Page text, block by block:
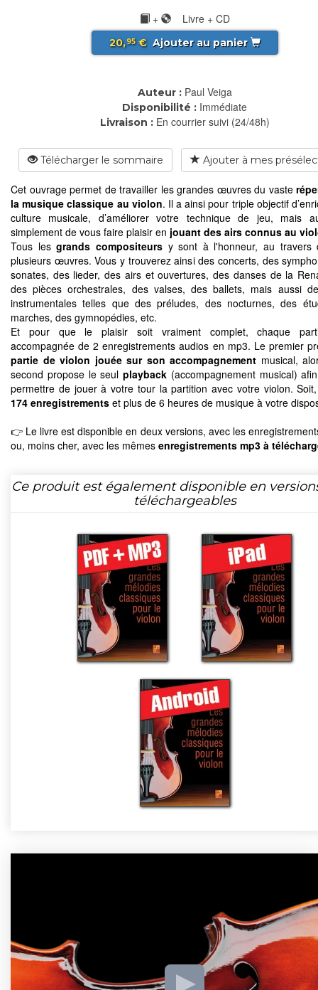
+ Livre + CD
20,95€ Ajouter au panier
Auteur : Paul Veiga
Disponibilité : Immédiate
Livraison : En courrier suivi (24/48h)
Télécharger le sommaire Ajouter à mes
Cet ouvrage permet de travailler les grandes œuvres du vaste
la musique classique au violon. Il a ainsi pour triple objectif
culture musicale, d’améliorer votre technique de jeu, mais
simplement de vous faire plaisir en jouant des airs connus au
Tous lesgrands compositeursy sont à l'honneur, au travers
plusieurs œuvres. Vous y trouverez ainsi des concerts, des
sonates, des lieder, des airs et ouvertures, des danses de la
des pièces orchestrales, des valses, des ballets, mais aussi
instrumentales telles que des préludes, des nocturnes, des
marches, des gymnopédies, etc.
Et pour que le plaisir soit vraiment complet, chaque
accompagnée de 2 enregistrements audios en mp3. Le premier
partie de violon jouée sur son accompagnement musical,
second propose le seulplayback (accompagnement musical)
permettre de jouer à votre tour la partition avec votre violon.
174 enregistrements et plus de 6 heures de musique à votre
👉 Le livre est disponible en deux versions, avec les
ou, moins cher, avec les mêmes enregistrements mp3 à
Ce produit est également disponible en
téléchargeables